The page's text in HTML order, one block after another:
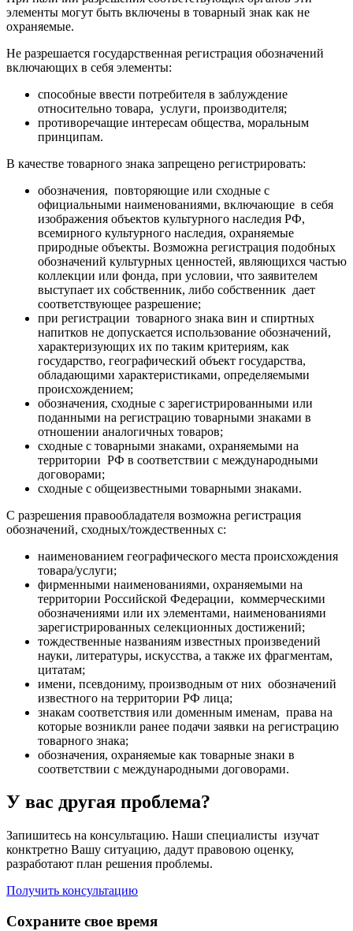
элементы могут быть включены в товарный знак как не
охраняемые.
Не разрешается государственная регистрация обозначений
включающих в себя элементы:
способные ввести потребителя в заблуждение
относительно товара, услуги, производителя;
противоречащие интересам общества, моральным
принципам.
В качестве товарного знака запрещено регистрировать:
обозначения, повторяющие или сходные с
официальными наименованиями, включающие в себя
изображения объектов культурного наследия РФ,
всемирного культурного наследия, охраняемые
природные объекты. Возможна регистрация подобных
обозначений культурных ценностей, являющихся частью
коллекции или фонда, при условии, что заявителем
выступает их собственник, либо собственник дает
соответствующее разрешение;
при регистрации товарного знака вин и спиртных
напитков не допускается использование обозначений,
характеризующих их по таким критериям, как
государство, географический объект государства,
обладающими характеристиками, определяемыми
происхождением;
обозначения, сходные с зарегистрированными или
поданными на регистрацию товарными знаками в
отношении аналогичных товаров;
сходные с товарными знаками, охраняемыми на
территории РФ в соответствии с международными
договорами;
сходные с общеизвестными товарными знаками.
С разрешения правообладателя возможна регистрация
обозначений, сходных/тождественных с:
наименованием географического места происхождения
товара/услуги;
фирменными наименованиями, охраняемыми на
территории Российской Федерации, коммерческими
обозначениями или их элементами, наименованиями
зарегистрированных селекционных достижений;
тождественные названиям известных произведений
науки, литературы, искусства, а также их фрагментам,
цитатам;
имени, псевдониму, производным от них обозначений
известного на территории РФ лица;
знакам соответствия или доменным именам, права на
которые возникли ранее подачи заявки на регистрацию
товарного знака;
обозначения, охраняемые как товарные знаки в
соответствии с международными договорами.
У вас другая проблема?
Запишитесь на консультацию. Наши специалисты изучат
конктретно Вашу ситуацию, дадут правовою оценку,
разработают план решения проблемы.
Получить консультацию
Сохраните свое время